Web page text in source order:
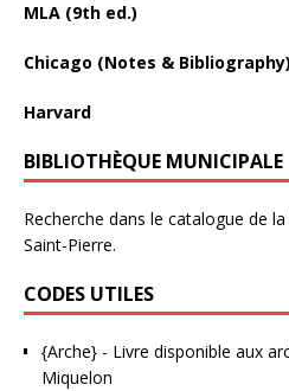
MLA (9th ed.)
Chicago (Notes & Bibliography)
Harvard
BIBLIOTHÈQUE MUNICIPALE
Recherche dans le catalogue de
Saint-Pierre.
CODES UTILES
{Arche} - Livre disponible aux
Miquelon